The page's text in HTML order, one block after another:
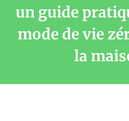
un guide
mode de vie
la